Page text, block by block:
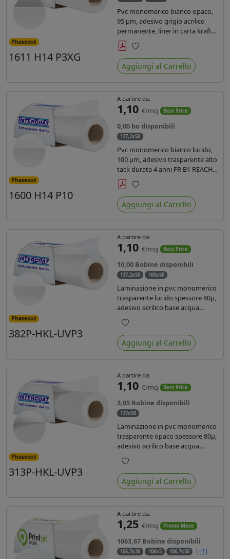
Phaseout
1611 H14 P3XG
Pvc monomerico bianco opaco,
95 µm, adesivo grigio acrilico
permanente, liner in carta kraft
siliconata 135gr/mq. Durata 3
anni, certificato FR B1, conforme
al REACH, stampa con ink
solvente, ecosolvente, uv e latex (
Preferiti
Aggiungi al Carrello
Phaseout
1600 H14 P10
A partire da:
1,10 €/mq Best Price
0,00 bo disponibili
137,2x50
Pvc monomerico bianco lucido,
100 µm, adesivo trasparente alto
tack durata 4 anni FR B1 REACH
per stampa solvente ecosolvente
uv latex, Liner in carta KRAFT
monosiliconata 135gr. brand
Intercoat.
Preferiti
Aggiungi al Carrello
Phaseout
382P-HKL-UVP3
A partire da:
1,10 €/mq Best Price
10,00 Bobine disponibili
137,2x50 160x50
Laminazione in pvc monomerico
trasparente lucido spessore 80µ,
adesivo acrilico base acqua
permanente, liner in carta
glassine siliconata da 72 gr. Durata
3 anni, ideale per laminare stampe
con ink solvente, eco-solvente e
Preferiti
Aggiungi al Carrello
Phaseout
313P-HKL-UVP3
A partire da:
1,10 €/mq Best Price
3,05 Bobine disponibili
137x50
Laminazione in pvc monomerico
trasparente opaco spessore 80µ,
adesivo acrilico base acqua
permanente specifico per ink uv,
liner in carta kraft da 90gr. Durata
3 anni, dotata di filtro uv, idonea
per stampe con inchiostro
Preferiti
Aggiungi al Carrello
A partire da:
1,25 €/mq Promo Mese
1063,67 Bobine disponibili
106,7x30 106x5 106,7x50
[+1]